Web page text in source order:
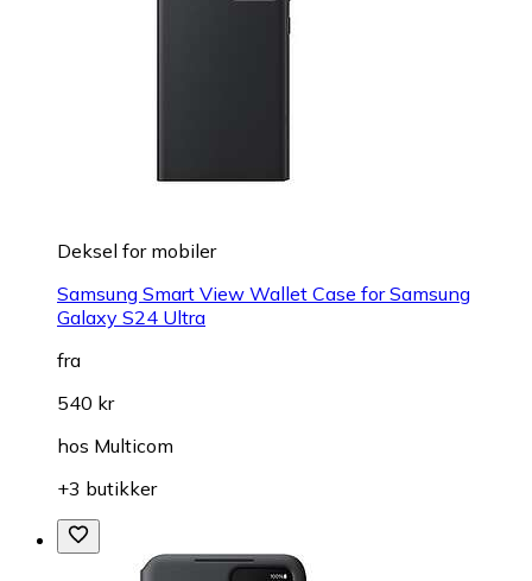
Deksel for mobiler
Samsung Smart View Wallet Case for Samsung
Galaxy S24 Ultra
fra
540 kr
hos Multicom
+3 butikker